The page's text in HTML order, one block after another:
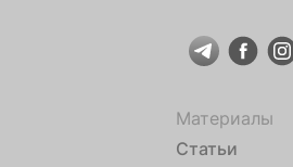
Материалы
Статьи